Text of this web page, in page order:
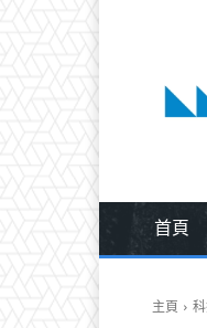
首頁
主頁